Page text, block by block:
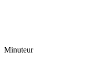
Minuteur